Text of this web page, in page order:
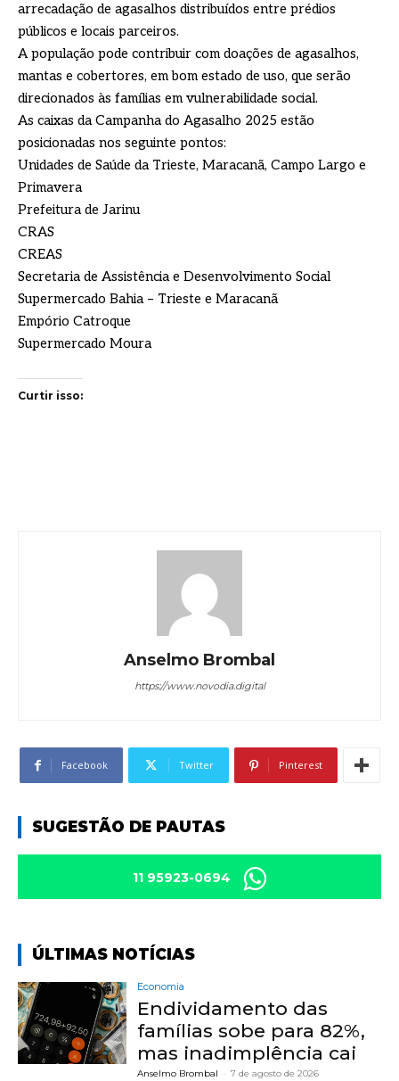
arrecadação de agasalhos distribuídos entre prédios
públicos e locais parceiros.
A população pode contribuir com doações de agasalhos,
mantas e cobertores, em bom estado de uso, que serão
direcionados às famílias em vulnerabilidade social.
As caixas da Campanha do Agasalho 2025 estão
posicionadas nos seguinte pontos:
Unidades de Saúde da Trieste, Maracanã, Campo Largo e
Primavera
Prefeitura de Jarinu
CRAS
CREAS
Secretaria de Assistência e Desenvolvimento Social
Supermercado Bahia – Trieste e Maracanã
Empório Catroque
Supermercado Moura
Curtir isso:
Anselmo Brombal
https://www.novodia.digital
Facebook Twitter Pinterest
SUGESTÃO DE PAUTAS
11 95923-0694
ÚLTIMAS NOTÍCIAS
Economia
Endividamento das
famílias sobe para 82%,
mas inadimplência cai
Anselmo Brombal - 7 de agosto de 2026